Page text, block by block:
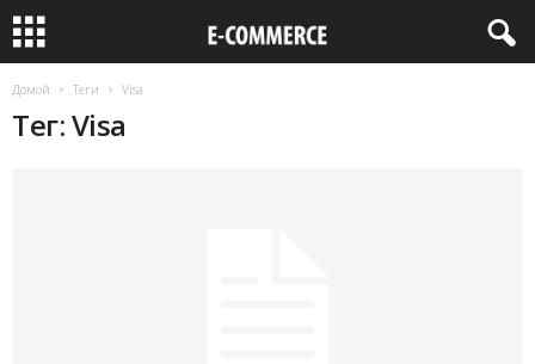
Домой Теги Visa
Тег: Visa